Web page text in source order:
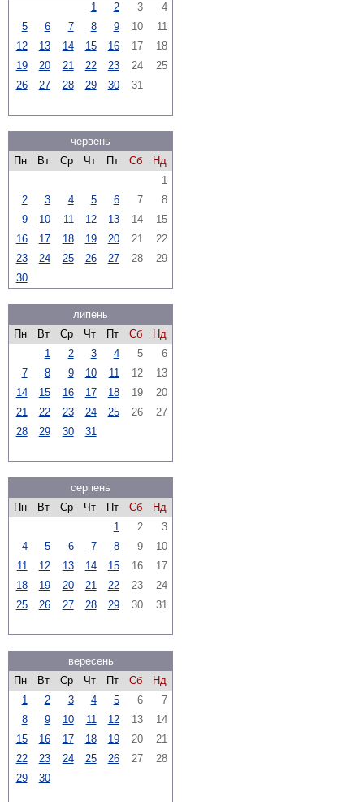
1
2 3
4
5
6 7 8 9 10
11
12
13 14 15 16 17
18
19
20 21 22 23 24
25
26
27 28 29 30 31
червень
Пн
Вт Ср Чт Пт Сб
Нд
1
2
3 4 5 6 7
8
9
10 11 12 13 14
15
16
17 18 19 20 21
22
23
24 25 26 27 28
29
30
липень
Пн
Вт Ср Чт Пт Сб
Нд
1
2 3 4 5
6
7
8 9 10 11 12
13
14
15 16 17 18 19
20
21
22 23 24 25 26
27
28
29 30 31
серпень
Пн
Вт Ср Чт Пт Сб
Нд
1
2
3
4
5 6 7 8 9
10
11
12 13 14 15 16
17
18
19 20 21 22 23
24
25
26 27 28 29 30 31
вересень
Пн
Вт Ср Чт Пт Сб
Нд
1
2 3 4 5 6
7
8
9 10 11 12 13
14
15
16 17 18 19 20
21
22
23 24 25 26 27
28
29
30